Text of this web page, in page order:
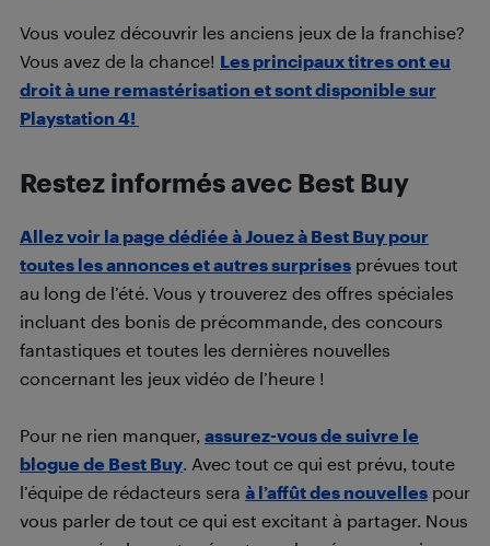
Vous voulez découvrir les anciens jeux de la franchise?
Vous avez de la chance! Les principaux titres ont eu
droit à une remastérisation et sont disponible sur
Playstation 4!
Restez informés avec Best Buy
Allez voir la page dédiée à Jouez à Best Buy pour
toutes les annonces et autres surprises prévues tout
au long de l’été. Vous y trouverez des offres spéciales
incluant des bonis de précommande, des concours
fantastiques et toutes les dernières nouvelles
concernant les jeux vidéo de l’heure !
Pour ne rien manquer, assurez-vous de suivre le
blogue de Best Buy . Avec tout ce qui est prévu, toute
l’équipe de rédacteurs sera à l’affût des nouvelles pour
vous parler de tout ce qui est excitant à partager. Nous